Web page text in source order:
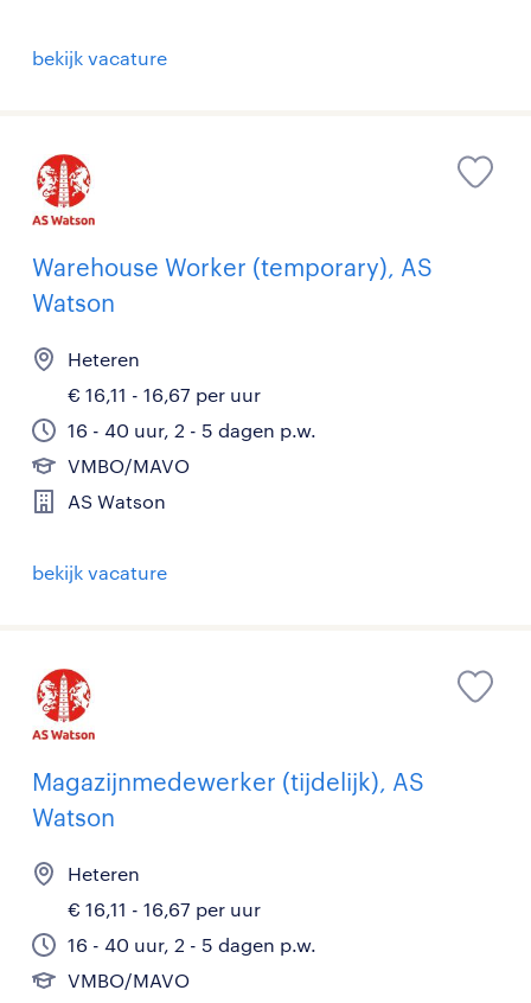
bekijk vacature
Warehouse Worker (temporary), AS
Watson
Heteren
€ 16,11 - 16,67 per uur
16 - 40 uur, 2 - 5 dagen p.w.
VMBO/MAVO
AS Watson
bekijk vacature
Magazijnmedewerker (tijdelijk), AS
Watson
Heteren
€ 16,11 - 16,67 per uur
16 - 40 uur, 2 - 5 dagen p.w.
VMBO/MAVO